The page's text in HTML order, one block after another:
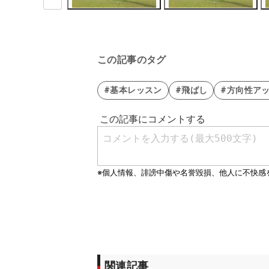
この記事のタグ
#基本レッスン #飛ばし #方向性ア
関連記事